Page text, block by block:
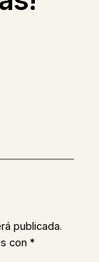
publicada.
con *